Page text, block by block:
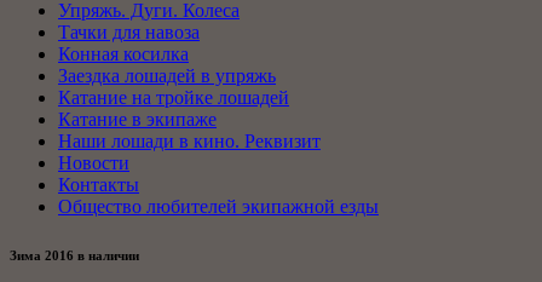
Упряжь. Дуги. Колеса
Тачки для навоза
Конная косилка
Заездка лошадей в упряжь
Катание на тройке лошадей
Катание в экипаже
Наши лошади в кино. Реквизит
Новости
Контакты
Общество любителей экипажной езды
Зима 2016 в наличии